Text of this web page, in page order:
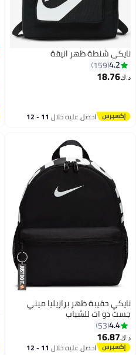
نايكي شنطة ظهر انيقة
4.2
159
د.ك‏18.76
احصل عليه خلال 11 - 12
نايكي حقيبة ظهر برازيليا ميني
جست دو ات للشباب
4.4
53
د.ك‏16.87
احصل عليه خلال 11 - 12